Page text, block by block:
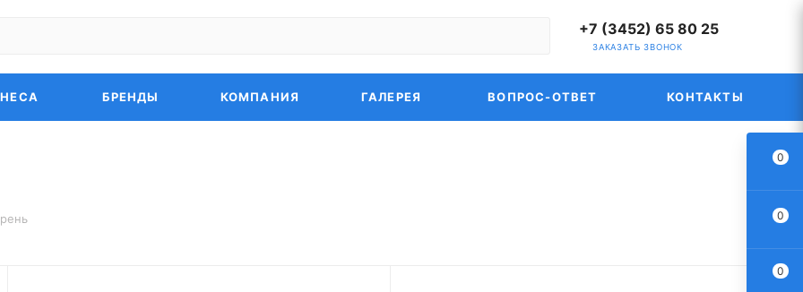
+7 (3452) 65 80 25
ЗАКАЗАТЬ ЗВОНОК
БРЕНДЫ КОМПАНИЯ ГАЛЕРЕЯ ВОПРОС-ОТВЕТ КОНТАКТЫ
0
0
0